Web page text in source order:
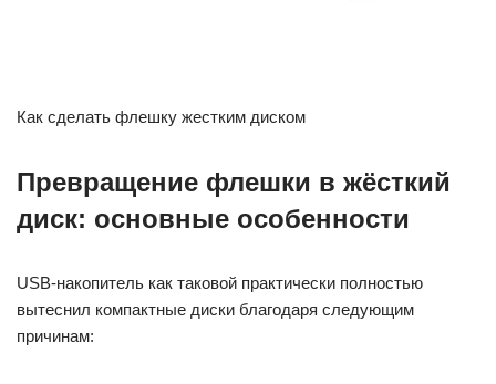
Как сделать флешку жестким диском
Превращение флешки в жёсткий
диск: основные особенности
USB-накопитель как таковой практически полностью
вытеснил компактные диски благодаря следующим
причинам: